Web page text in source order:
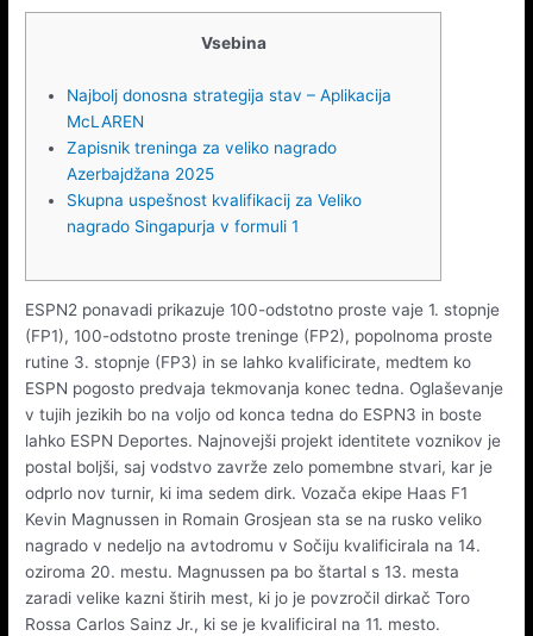
Vsebina
Najbolj donosna strategija stav – Aplikacija
McLAREN
Zapisnik treninga za veliko nagrado
Azerbajdžana 2025
Skupna uspešnost kvalifikacij za Veliko
nagrado Singapurja v formuli 1
ESPN2 ponavadi prikazuje 100-odstotno proste vaje 1. stopnje
(FP1), 100-odstotno proste treninge (FP2), popolnoma proste
rutine 3. stopnje (FP3) in se lahko kvalificirate, medtem ko
ESPN pogosto predvaja tekmovanja konec tedna. Oglaševanje
v tujih jezikih bo na voljo od konca tedna do ESPN3 in boste
lahko ESPN Deportes. Najnovejši projekt identitete voznikov je
postal boljši, saj vodstvo zavrže zelo pomembne stvari, kar je
odprlo nov turnir, ki ima sedem dirk.Vozača ekipe Haas F1
Kevin Magnussen in Romain Grosjean sta se na rusko veliko
nagrado v nedeljo na avtodromu v Sočiju kvalificirala na 14.
oziroma 20. mestu. Magnussen pa bo štartal s 13. mesta
zaradi velike kazni štirih mest, ki jo je povzročil dirkač Toro
Rossa Carlos Sainz Jr., ki se je kvalificiral na 11. mesto.